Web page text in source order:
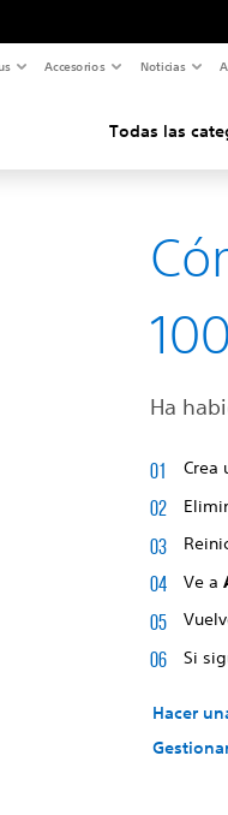
Accesorios Noticias
Todas las
Ha
Crea
Ve a
Si
Hacer